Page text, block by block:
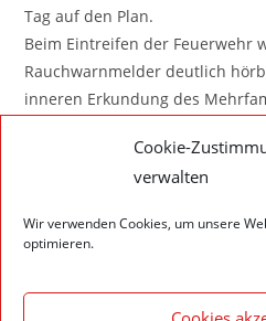
Cookie-
verwalten
Wir verwenden Cookies, um unsere
optimieren.
Tag auf den Plan.
Beim Eintreifen der Feuerwehr
Rauchwarnmelder deutlich
inneren Erkundung des
Daher wurde unmittelbar die
gebracht, um die Fensterfront
freien auf der Fensterbank im
Somit war kein weiteres